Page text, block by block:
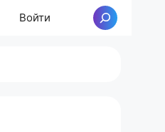
Войти Поиск